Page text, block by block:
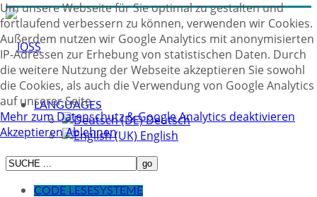
LANGUAGES
Deutsch
English
CODE LESESYSTEME
Um unsere Webseite für Sie optimal zu gestalten und
fortlaufend verbessern zu können, verwenden wir Cookies.
Außerdem nutzen wir Google Analytics mit anonymisierten
IP-Adressen zur Erhebung von statistischen Daten. Durch
die weitere Nutzung der Webseite akzeptieren Sie sowohl
die Cookies, als auch die Verwendung von Google Analytics
auf unserer Seite.
Mehr zum Datenschutz & Google Analytics deaktivieren
AkzeptierenAblehnen